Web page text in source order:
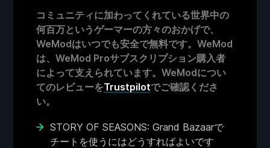
コミュニティに加わってくれている世界中の
何百万というゲーマーの方々のおかげで、
WeModはいつでも安全で無料です。WeMod
は、WeMod Proサブスクリプション購入者
によって支えられています。WeModについ
てのレビューをTrustpilotでご確認くださ
い。
STORY OF SEASONS: Grand Bazaarで
チートを使うにはどうすればよいです